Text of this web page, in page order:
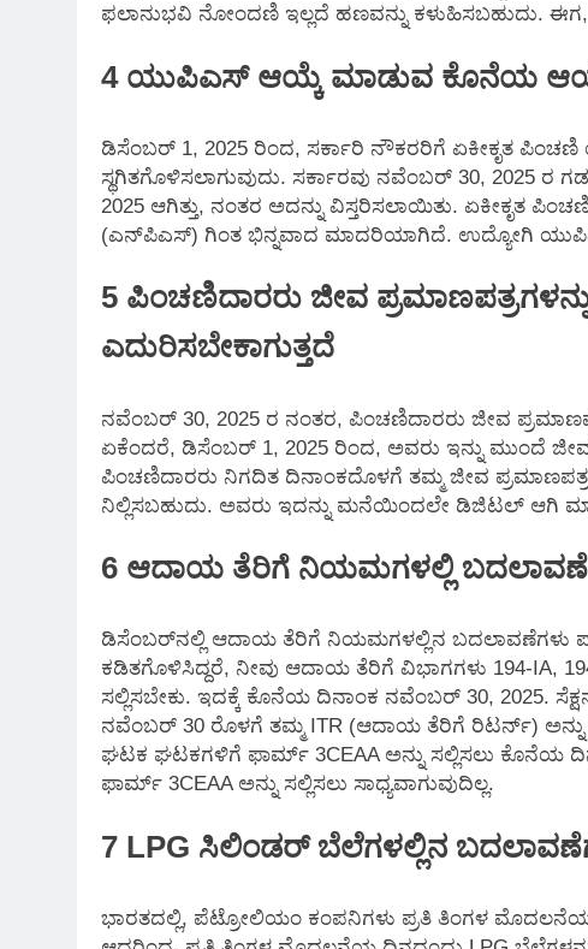
ಫಲಾನುಭವಿ ನೋಂದಣಿ ಇಲ್ಲದೆ ಹಣವನ್ನು ಕಳುಹಿಸಬಹುದು. ಈಗ,
4 ಯುಪಿಎಸ್ ಆಯ್ಕೆ ಮಾಡುವ ಕೊನೆಯ
ಡಿಸೆಂಬರ್ 1, 2025 ರಿಂದ, ಸರ್ಕಾರಿ ನೌಕರರಿಗೆ ಏಕೀಕೃತ
ಸ್ಥಗಿತಗೊಳಿಸಲಾಗುವುದು. ಸರ್ಕಾರವು ನವೆಂಬರ್ 30, 2025 ರ
2025 ಆಗಿತ್ತು, ನಂತರ ಅದನ್ನು ವಿಸ್ತರಿಸಲಾಯಿತು. ಏಕೀಕೃತ
(ಎನ್‌ಪಿಎಸ್) ಗಿಂತ ಭಿನ್ನವಾದ ಮಾದರಿಯಾಗಿದೆ. ಉದ್ಯೋಗಿ
5 ಪಿಂಚಣಿದಾರರು ಜೀವ
ಎದುರಿಸಬೇಕಾಗುತ್ತದೆ
ನವೆಂಬರ್ 30, 2025 ರ ನಂತರ, ಪಿಂಚಣಿದಾರರು ಜೀವ
ಏಕೆಂದರೆ, ಡಿಸೆಂಬರ್ 1, 2025 ರಿಂದ, ಅವರು ಇನ್ನು ಮುಂದೆ ಜೀವ
ಪಿಂಚಣಿದಾರರು ನಿಗದಿತ ದಿನಾಂಕದೊಳಗೆ ತಮ್ಮ ಜೀವ
ನಿಲ್ಲಿಸಬಹುದು. ಅವರು ಇದನ್ನು ಮನೆಯಿಂದಲೇ ಡಿಜಿಟಲ್ ಆಗಿ
6 ಆದಾಯ ತೆರಿಗೆ ನಿಯಮಗಳಲ್ಲಿ
ಡಿಸೆಂಬರ್‌ನಲ್ಲಿ ಆದಾಯ ತೆರಿಗೆ ನಿಯಮಗಳಲ್ಲಿನ ಬದಲಾವಣೆಗಳು
ಕಡಿತಗೊಳಿಸಿದ್ದರೆ, ನೀವು ಆದಾಯ ತೆರಿಗೆ ವಿಭಾಗಗಳು 194-IA,
ಸಲ್ಲಿಸಬೇಕು. ಇದಕ್ಕೆ ಕೊನೆಯ ದಿನಾಂಕ ನವೆಂಬರ್ 30, 2025.
ನವೆಂಬರ್ 30 ರೊಳಗೆ ತಮ್ಮ ITR (ಆದಾಯ ತೆರಿಗೆ ರಿಟರ್ನ್) ಅನ್ನು
ಘಟಕ ಘಟಕಗಳಿಗೆ ಫಾರ್ಮ್ 3CEAA ಅನ್ನು ಸಲ್ಲಿಸಲು ಕೊನೆಯ
ಫಾರ್ಮ್ 3CEAA ಅನ್ನು ಸಲ್ಲಿಸಲು ಸಾಧ್ಯವಾಗುವುದಿಲ್ಲ.
7 LPG ಸಿಲಿಂಡರ್ ಬೆಲೆಗಳಲ್ಲಿನ
ಭಾರತದಲ್ಲಿ, ಪೆಟ್ರೋಲಿಯಂ ಕಂಪನಿಗಳು ಪ್ರತಿ ತಿಂಗಳ